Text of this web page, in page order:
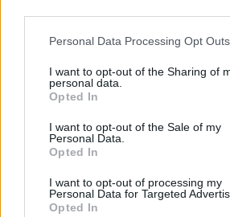
Please note that this website/app uses
not limited to your visit or usage
grant or deny consent to Google and its
use your data for below specified
consent section.
Personal Data Processing Opt Outs
I want to opt-out of the Sharing of
personal data.
Opted In
I want to opt-out of the Sale of my
Personal Data.
Opted In
I want to opt-out of processing my
Personal Data for Targeted
Opted In
TE SEM GONDOLTAD VOLNA,
LEGTÖBBE
2019. augusztus. 05. 11:46
Kiszámoltuk, hogy sportáganként
szórakoztatása a városnak.
RÖGTÖN AZ ELSŐ FORDULÓBAN
VISSZAVÁGHAT A TAVALYI
VERESÉGÉRT A HALADÁS
2019. július. 30. 20:15
A Berettyóújfalu otthonában kezdenek a